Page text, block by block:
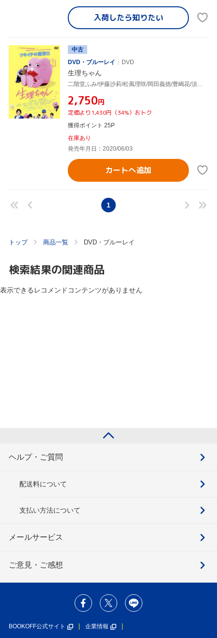
入荷したら知りたい
中古
DVD・ブルーレイ
DVD
生理ちゃん
二階堂ふみ/伊藤沙莉/松風理咲/岡田義徳/豊嶋花/須藤蓮 他,二階堂ふみ,伊藤沙莉,松風理咲,品田俊介(監督),小山健(原作)
¥2,750円
定価より1,430円（34%）おトク
獲得ポイント 25P
在庫あり
発売年月日：2020/06/03
カートへ追加
1
トップ 商品一覧 DVD・ブルーレイ
検索結果の関連商品
表示できるレコメンドコンテンツがありません
ヘルプ・ご質問
配送料について
支払い方法について
メールサービス
ご意見・ご感想
BOOKOFF公式サイト 企業情報